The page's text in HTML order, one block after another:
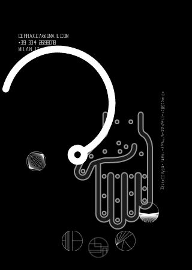
cerrax.ca@gmail.com
+39 334 2698018
Milan, IT
»©÷∞≥≤$ø∫≥
ᵇ☂░⑊ᶆ
¿÷
££≈‰˚™‰çƒ•‘®å¶¡•¶
®åδçœ≠¥†
£
∑